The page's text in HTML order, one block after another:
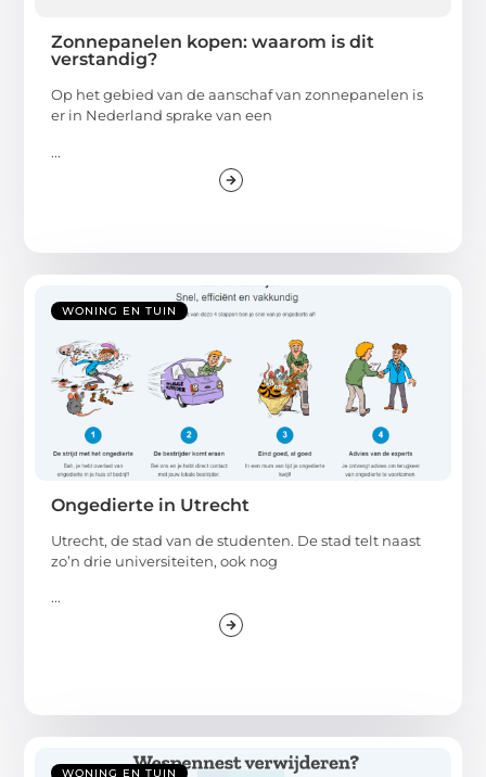
Zonnepanelen kopen: waarom is dit
verstandig?
Op het gebied van de aanschaf van zonnepanelen is
er in Nederland sprake van een
...
WONING EN TUIN
Ongedierte in Utrecht
Utrecht, de stad van de studenten. De stad telt naast
zo’n drie universiteiten, ook nog
...
WONING EN TUIN